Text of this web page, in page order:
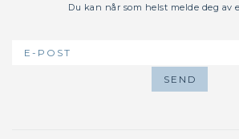
Du kan når som helst melde deg av